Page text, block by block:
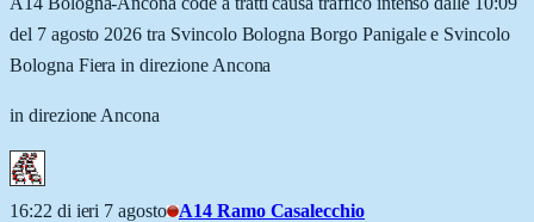
del 7 agosto 2026 tra Svincolo Bologna Borgo Panigale e Svincolo
Bologna Fiera in direzione Ancona
in direzione Ancona
16:22 di ieri 7 agosto A14 Ramo Casalecchio